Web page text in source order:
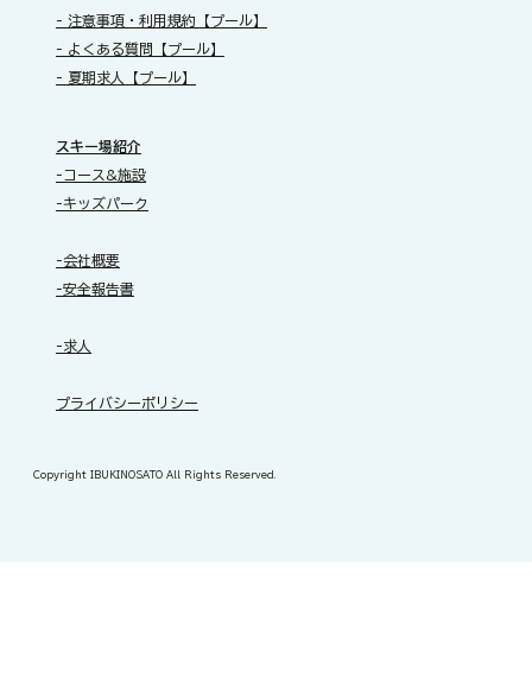
Copyright IBUKINOSATO All Rights Reserved.
- 注意事項・利用規約【プール】
- よくある質問【プール】
- 夏期求人【プール】
スキー場紹介
-コース&施設
-キッズパーク
-会社概要
-安全報告書
-求人
​プライバシーポリシー